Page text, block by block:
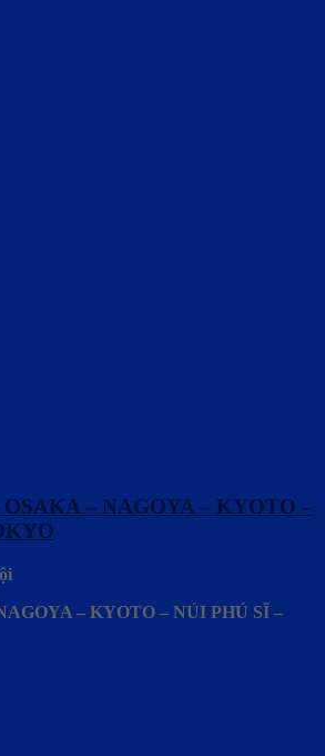
– NAGOYA – KYOTO –
– KYOTO – NÚI PHÚ SĨ –